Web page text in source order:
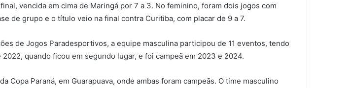
vencida em cima de Maringá por 7 a 3. No feminino, foram dois jogos com
de grupo e o título veio na final contra Curitiba, com placar de 9 a 7.
de Jogos Paradesportivos, a equipe masculina participou de 11 eventos, tendo
quando ficou em segundo lugar, e foi campeã em 2023 e 2024.
Paraná, em Guarapuava, onde ambas foram campeãs. O time masculino